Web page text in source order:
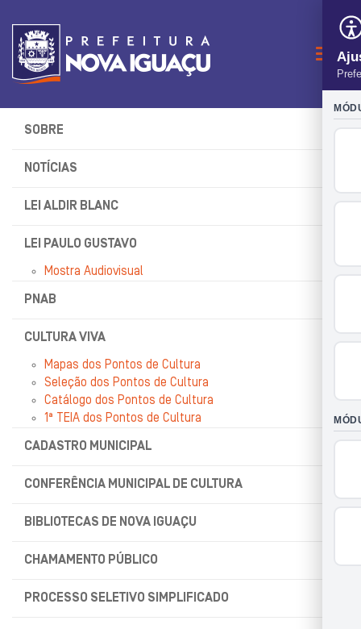
SOBRE
NOTÍCIAS
LEI ALDIR BLANC
LEI PAULO GUSTAVO
Mostra Audiovisual
PNAB
CULTURA VIVA
Mapas dos Pontos de Cultura
Seleção dos Pontos de Cultura
Catálogo dos Pontos de Cultura
1ª TEIA dos Pontos de Cultura
CADASTRO MUNICIPAL
CONFERÊNCIA MUNICIPAL DE CULTURA
BIBLIOTECAS DE NOVA IGUAÇU
CHAMAMENTO PÚBLICO
PROCESSO SELETIVO SIMPLIFICADO